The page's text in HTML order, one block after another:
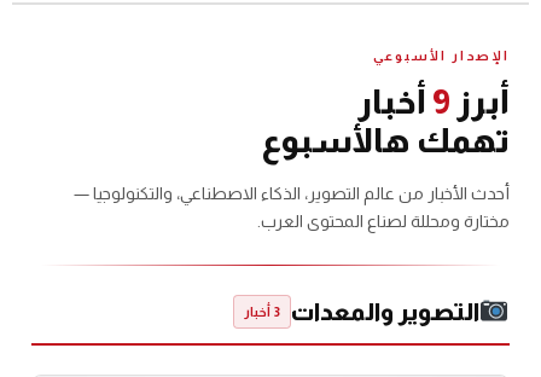
الإصدار الأسبوعي
أبرز 9 أخبار
تهمك هالأسبوع
أحدث الأخبار من عالم التصوير، الذكاء الاصطناعي، والتكنولوجيا —
مختارة ومحللة لصناع المحتوى العرب.
التصوير والمعدات 3 أخبار